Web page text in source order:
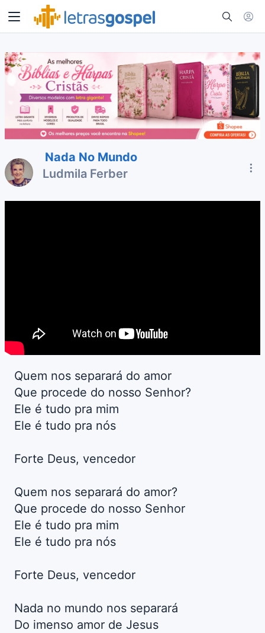
Nada No Mundo
Ludmila Ferber
Quem nos separará do amor
Que procede do nosso Senhor?
Ele é tudo pra mim
Ele é tudo pra nós
Forte Deus, vencedor
Quem nos separará do amor?
Que procede do nosso Senhor
Ele é tudo pra mim
Ele é tudo pra nós
Forte Deus, vencedor
Nada no mundo nos separará
Do imenso amor de Jesus